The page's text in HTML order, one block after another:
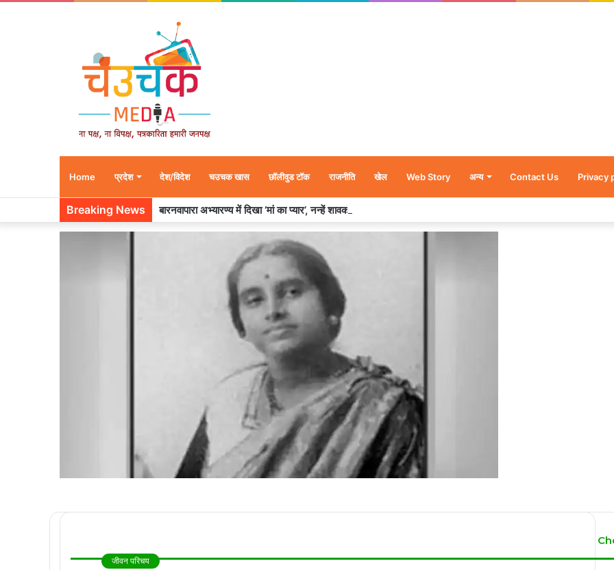
Home प्रदेश देश/विदेश चउचक खास छॉलीवुड टॉक राजनीति खेल Web Story अन्य Contact Us Privacy
Breaking News बारनवापारा अभ्यारण्य में दिखा ‘मां का प्यार’, नन्हें शावकों को पीठ पर बैठाकर घूमती दिखी मादा भालू
जीवन परिचय